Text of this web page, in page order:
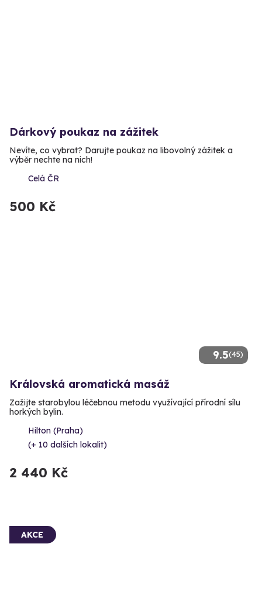
Dárkový poukaz na zážitek
Nevíte, co vybrat? Darujte poukaz na libovolný zážitek a
výběr nechte na nich!
Celá ČR
500 Kč
9.5(45)
Královská aromatická masáž
Zažijte starobylou léčebnou metodu využívající přírodní sílu
horkých bylin.
Hilton (Praha)
(+ 10 dalších lokalit)
2 440 Kč
AKCE